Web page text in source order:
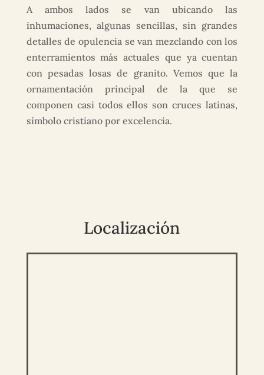
A ambos lados se van ubicando las
inhumaciones, algunas sencillas, sin grandes
detalles de opulencia se van mezclando con los
enterramientos más actuales que ya cuentan
con pesadas losas de granito. Vemos que la
ornamentación principal de la que se
componen casi todos ellos son cruces latinas,
símbolo cristiano por excelencia.
Localización